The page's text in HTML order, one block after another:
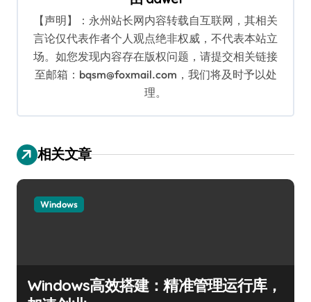
【声明】：永州站长网内容转载自互联网，其相关
言论仅代表作者个人观点绝非权威，不代表本站立
场。如您发现内容存在版权问题，请提交相关链接
至邮箱：bqsm@foxmail.com，我们将及时予以处
理。
相关文章
Windows
Windows高效搭建：精准管理运行库，